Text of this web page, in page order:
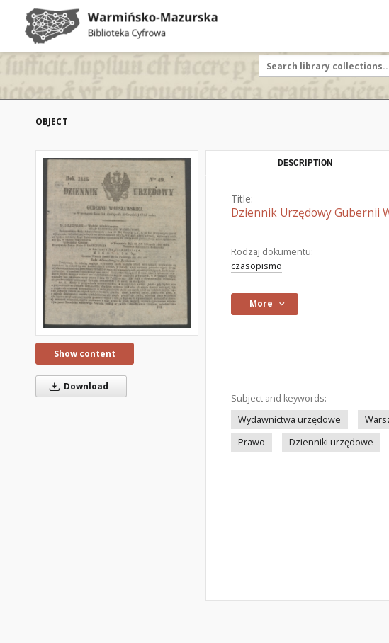
OBJECT
Show content
Download
DESCRIPTION
Title:
Dziennik Urzędowy Gubernii
Rodzaj dokumentu:
czasopismo
More
Subject and keywords:
Wydawnictwa urzędowe
Prawo
Dzienniki urzędowe